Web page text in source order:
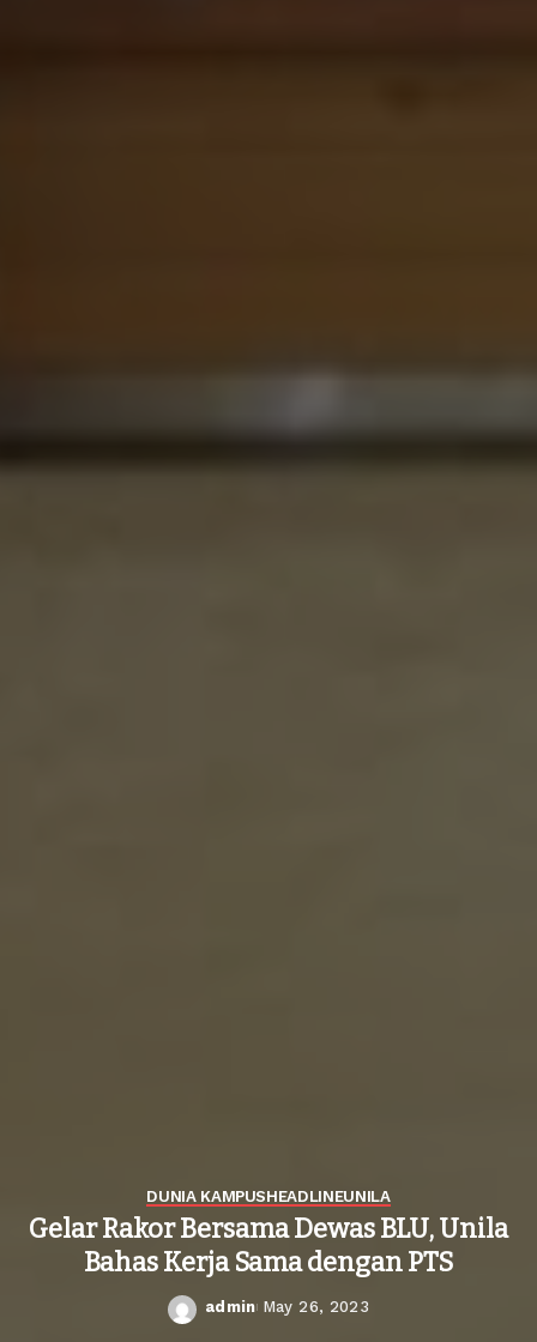
DUNIA KAMPUSHEADLINEUNILA
Gelar Rakor Bersama Dewas BLU, Unila
Bahas Kerja Sama dengan PTS
Posted
admin May 26, 2023